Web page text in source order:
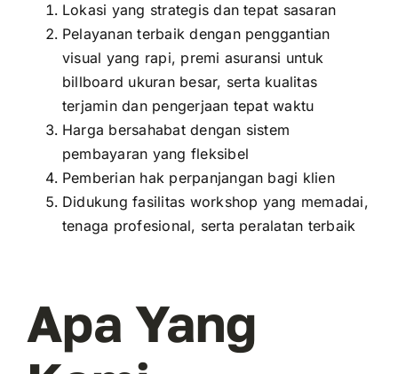
Lokasi yang strategis dan tepat sasaran
Pelayanan terbaik dengan penggantian
visual yang rapi, premi asuransi untuk
billboard ukuran besar, serta kualitas
terjamin dan pengerjaan tepat waktu
Harga bersahabat dengan sistem
pembayaran yang fleksibel
Pemberian hak perpanjangan bagi klien
Didukung fasilitas workshop yang memadai,
tenaga profesional, serta peralatan terbaik
Apa Yang